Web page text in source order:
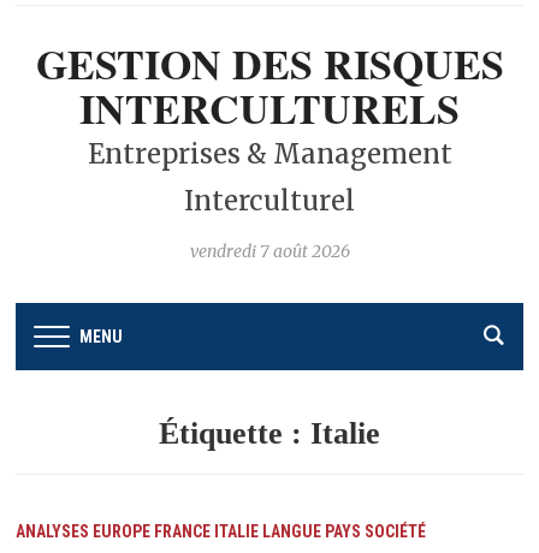
GESTION DES RISQUES
INTERCULTURELS
Entreprises & Management
Interculturel
vendredi 7 août 2026
MENU
Étiquette : Italie
ANALYSES EUROPE FRANCE ITALIE LANGUE PAYS SOCIÉTÉ